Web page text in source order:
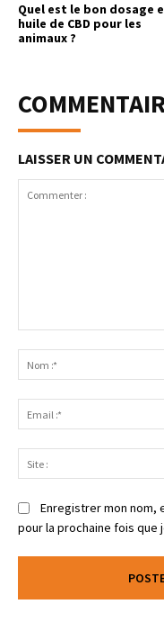
Quel est le bon dosage
huile de CBD pour les
animaux ?
LAISSER UN
Enregistrer mon nom,
pour la prochaine fois que